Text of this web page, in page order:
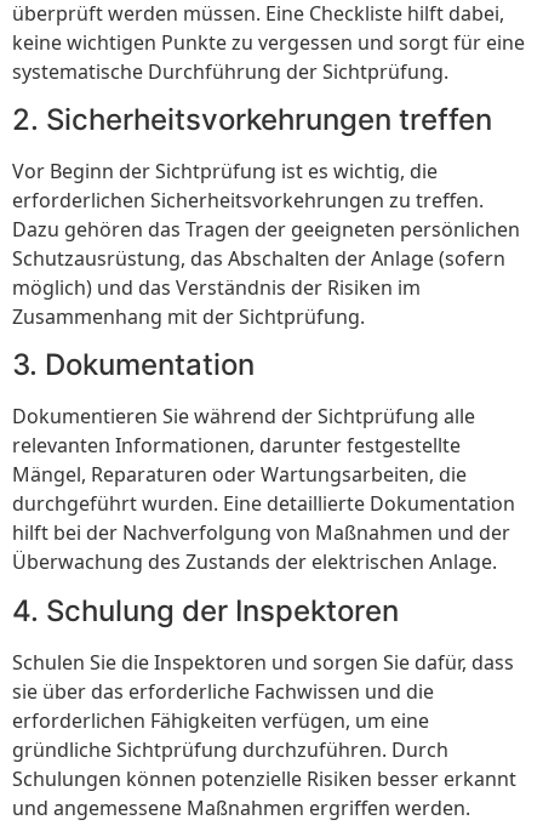
überprüft werden müssen. Eine Checkliste hilft dabei,
keine wichtigen Punkte zu vergessen und sorgt für eine
systematische Durchführung der Sichtprüfung.
2. Sicherheitsvorkehrungen treffen
Vor Beginn der Sichtprüfung ist es wichtig, die
erforderlichen Sicherheitsvorkehrungen zu treffen.
Dazu gehören das Tragen der geeigneten persönlichen
Schutzausrüstung, das Abschalten der Anlage (sofern
möglich) und das Verständnis der Risiken im
Zusammenhang mit der Sichtprüfung.
3. Dokumentation
Dokumentieren Sie während der Sichtprüfung alle
relevanten Informationen, darunter festgestellte
Mängel, Reparaturen oder Wartungsarbeiten, die
durchgeführt wurden. Eine detaillierte Dokumentation
hilft bei der Nachverfolgung von Maßnahmen und der
Überwachung des Zustands der elektrischen Anlage.
4. Schulung der Inspektoren
Schulen Sie die Inspektoren und sorgen Sie dafür, dass
sie über das erforderliche Fachwissen und die
erforderlichen Fähigkeiten verfügen, um eine
gründliche Sichtprüfung durchzuführen. Durch
Schulungen können potenzielle Risiken besser erkannt
und angemessene Maßnahmen ergriffen werden.